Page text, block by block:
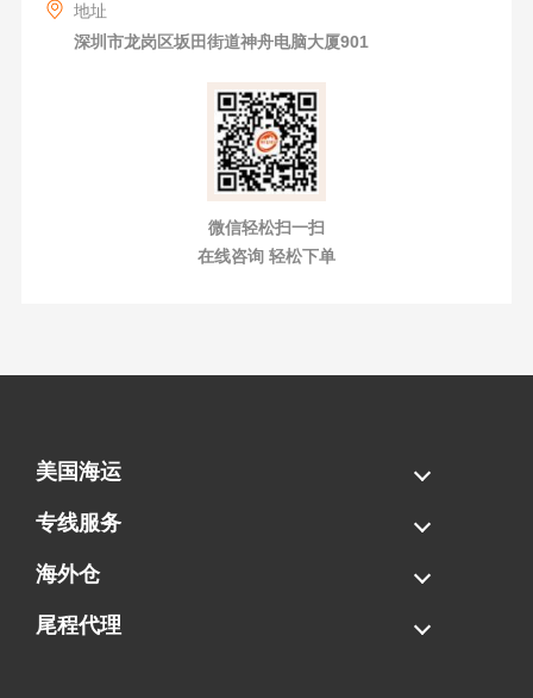
地址
深圳市龙岗区坂田街道神舟电脑大厦901
微信轻松扫一扫
在线咨询 轻松下单
美国海运
海运拼柜
海运整柜
美国海卡
加拿大海运
专线服务
FBA专线直送
超大件专线
AWD专线
电池专线
海外仓
一件代发
FBA中转
贴标换标
拆柜/存储
尾程代理